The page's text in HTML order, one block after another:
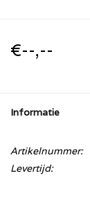
€--,--
Informatie
Artikelnummer:
Levertijd: